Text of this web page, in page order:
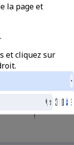
la page et
et cliquez sur